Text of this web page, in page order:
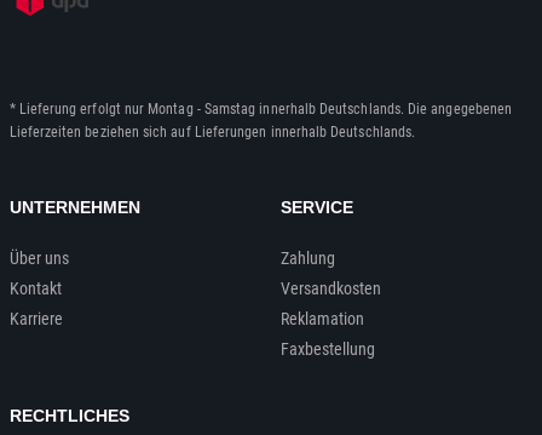
* Lieferung erfolgt nur Montag - Samstag innerhalb Deutschlands. Die angegebenen
Lieferzeiten beziehen sich auf Lieferungen innerhalb Deutschlands.
UNTERNEHMEN
Über uns
Kontakt
Karriere
SERVICE
Zahlung
Versandkosten
Reklamation
Faxbestellung
RECHTLICHES